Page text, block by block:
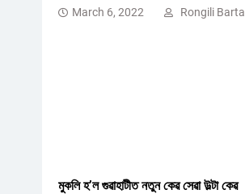
March 6, 2022 Rongili Barta
মুকলি হ’ল গুৱাহাটীত নতুন কেৱ সেৱা উল্টা কেৱ